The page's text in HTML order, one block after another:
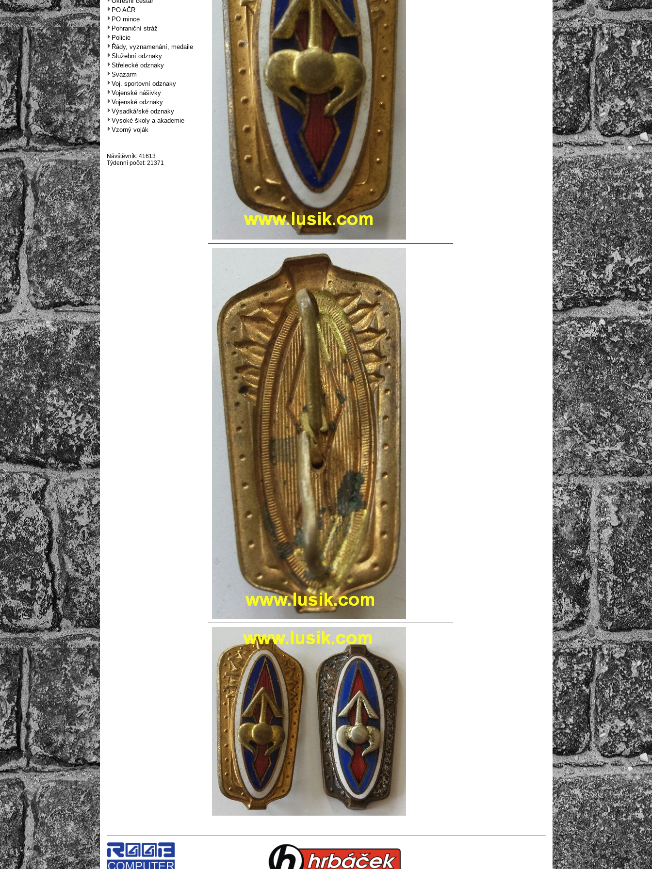
PO AČR
PO mince
Pohraniční stráž
Policie
Řády, vyznamenání, medaile
Služební odznaky
Střelecké odznaky
Svazarm
Voj. sportovní odznaky
Vojenské nášivky
Vojenské odznaky
Výsadkářské odznaky
Vysoké školy a akademie
Vzorný voják
Návštěvník: 41613
Týdenní počet: 21371